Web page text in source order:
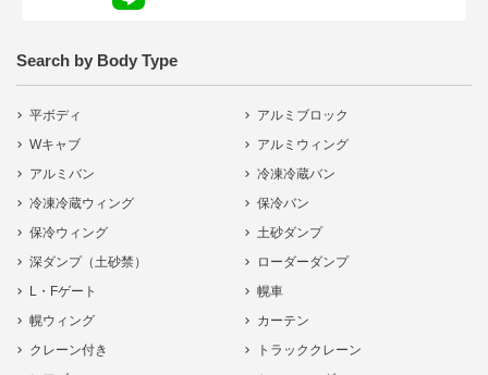
Search by Body Type
平ボディ
アルミブロック
Wキャブ
アルミウィング
アルミバン
冷凍冷蔵バン
冷凍冷蔵ウィング
保冷バン
保冷ウィング
土砂ダンプ
深ダンプ（土砂禁）
ローダーダンプ
L・Fゲート
幌車
幌ウィング
カーテン
クレーン付き
トラッククレーン